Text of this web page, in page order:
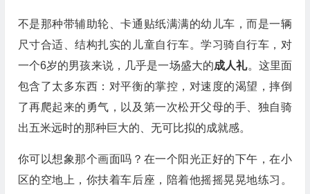
不是那种带辅助轮、卡通贴纸满满的幼儿车，而是一辆
尺寸合适、结构扎实的儿童自行车。学习骑自行车，对
一个6岁的男孩来说，几乎是一场盛大的成人礼。这里面
包含了太多东西：对平衡的掌控，对速度的渴望，摔倒
了再爬起来的勇气，以及第一次松开父母的手、独自骑
出五米远时的那种巨大的、无可比拟的成就感。
你可以想象那个画面吗？在一个阳光正好的下午，在小
区的空地上，你扶着车后座，陪着他摇摇晃晃地练习。